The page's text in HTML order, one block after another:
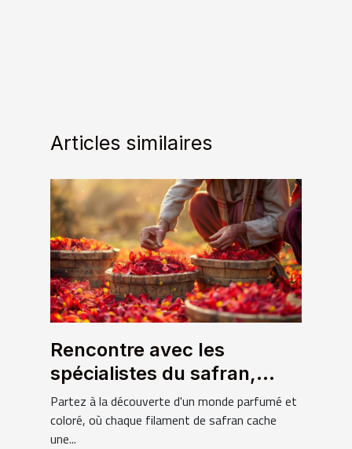
Articles similaires
Rencontre avec les
spécialistes du safran,
l'épice la plus chère du
monde
Partez à la découverte d'un monde parfumé et
coloré, où chaque filament de safran cache
une...